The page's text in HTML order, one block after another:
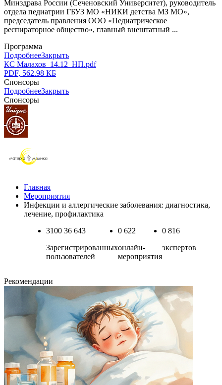
Минздрава России (Сеченовский Университет), руководитель
отдела педиатрии ГБУЗ МО «НИКИ детства МЗ МО»,
председатель правления ООО «Педиатрическое
респираторное общество», главный внештатный ...
Программа
ПодробнееЗакрыть
КС Малахов_14.12_НП.pdf
PDF, 562.98 КБ
Спонсоры
ПодробнееЗакрыть
Спонсоры
Главная
Мероприятия
Инфекции и аллергические заболевания: диагностика,
лечение, профилактика
3100 36 643
Зарегистрированных
пользователей
0 622
онлайн-
мероприятия
0 816
экспертов
Рекомендации